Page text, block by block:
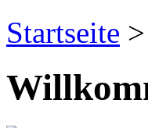
Startseite >